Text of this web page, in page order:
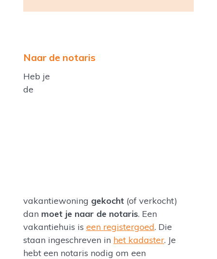
Naar de notaris
Heb je
de
vakantiewoning gekocht (of verkocht)
dan moet je naar de notaris. Een
vakantiehuis is een registergoed. Die
staan ingeschreven in het kadaster. Je
hebt een notaris nodig om een